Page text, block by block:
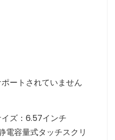
ートされていません
ズ：6.57インチ
電容量式タッチスクリ